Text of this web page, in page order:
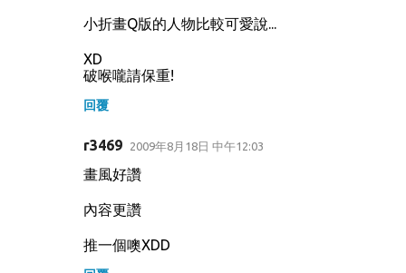
小折畫Q版的人物比較可愛說...
XD
破喉嚨請保重!
回覆
r3469 2009年8月18日 中午12:03
畫風好讚
內容更讚
推一個噢XDD